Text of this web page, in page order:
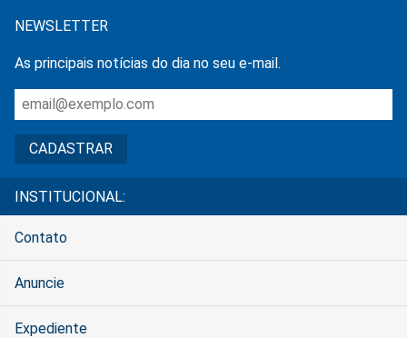
NEWSLETTER
As principais notícias do dia no seu e-mail.
INSTITUCIONAL:
Contato
Anuncie
Expediente